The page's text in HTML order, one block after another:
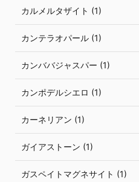
カルメルタザイト (1)
カンテラオパール (1)
カンババジャスパー (1)
カンポデルシエロ (1)
カーネリアン (1)
ガイアストーン (1)
ガスペイトマグネサイト (1)